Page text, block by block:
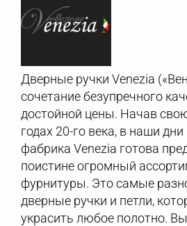
Дверные ручки Venezia
сочетание безупречного
достойной цены. Начав
годах 20-го века, в наши
фабрика Venezia готова
поистине огромный
фурнитуры. Это самые
дверные ручки и петли,
украсить любое полотно.